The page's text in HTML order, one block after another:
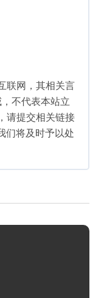
联网，其相关言
不代表本站立
请提交相关链接
们将及时予以处